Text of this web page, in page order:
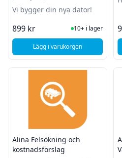
Vi bygger din nya dator!
899 kr I Lager
10+ i lager
Lägg i varukorgen, Alina Montering av
Alina Felsökning och
kostnadsförslag